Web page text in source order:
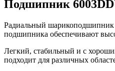
Подшипник
Радиальный шарикоподшипник
подшипника обеспечивают
Легкий, стабильный и с
подходит для различных